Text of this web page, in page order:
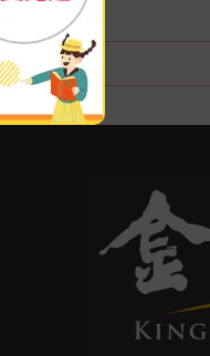
1
無庫存